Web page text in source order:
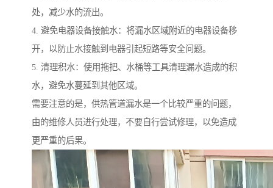
处，减少水的流出。
4. 避免电器设备接触水：将漏水区域附近的电器设备移
开，以防止水接触到电器引起短路等安全问题。
5. 清理积水：使用拖把、水桶等工具清理漏水造成的积
水，避免水蔓延到其他区域。
需要注意的是，供热管道漏水是一个比较严重的问题，
由的维修人员进行处理，不要自行尝试修理，以免造成
更严重的后果。